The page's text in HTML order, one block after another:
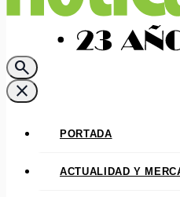
search
close
PORTADA
ACTUALIDAD Y